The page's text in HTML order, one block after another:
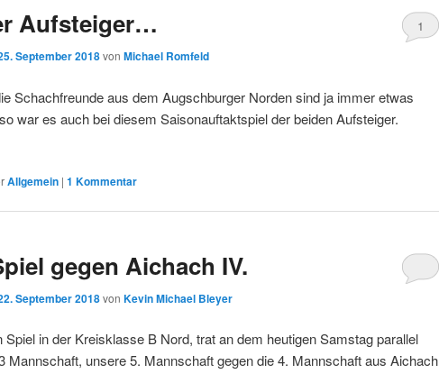
Aufsteiger…
September 2018von Michael Romfeld
1
Schachfreunde aus dem Augschburger Norden sind ja immer etwas
war es auch bei diesem Saisonauftaktspiel der beiden Aufsteiger.
Allgemein | 1 Kommentar
gegen Aichach IV.
September 2018von Kevin Michael Bleyer
Spiel in der Kreisklasse B Nord, trat an dem heutigen Samstag parallel
Mannschaft, unsere 5. Mannschaft gegen die 4. Mannschaft aus Aichach